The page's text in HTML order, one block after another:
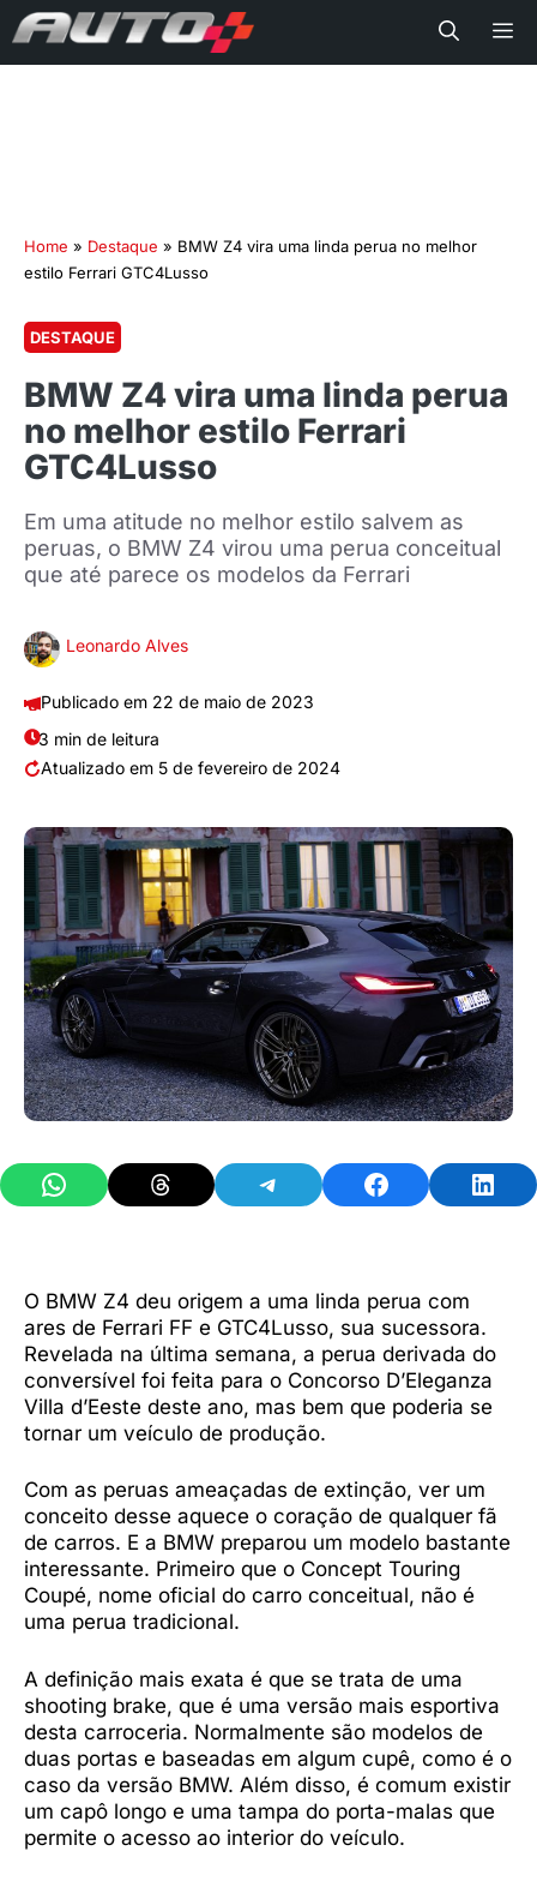
Home » Destaque » BMW Z4 vira uma linda perua no melhor
estilo Ferrari GTC4Lusso
DESTAQUE
BMW Z4 vira uma linda perua
no melhor estilo Ferrari
GTC4Lusso
Em uma atitude no melhor estilo salvem as
peruas, o BMW Z4 virou uma perua conceitual
que até parece os modelos da Ferrari
Leonardo Alves
22 de maio de 2023
3 min de leitura
5 de fevereiro de 2024
Share on WhatsAppShare on ThreadsShare on TelegramShare on Facebook
O BMW Z4 deu origem a uma linda perua com
ares de Ferrari FF e GTC4Lusso, sua sucessora.
Revelada na última semana, a perua derivada do
conversível foi feita para o Concorso D’Eleganza
Villa d’Eeste deste ano, mas bem que poderia se
tornar um veículo de produção.
Com as peruas ameaçadas de extinção, ver um
conceito desse aquece o coração de qualquer fã
de carros. E a BMW preparou um modelo bastante
interessante. Primeiro que o Concept Touring
Coupé, nome oficial do carro conceitual, não é
uma perua tradicional.
A definição mais exata é que se trata de uma
shooting brake, que é uma versão mais esportiva
desta carroceria. Normalmente são modelos de
duas portas e baseadas em algum cupê, como é o
caso da versão BMW. Além disso, é comum existir
um capô longo e uma tampa do porta-malas que
permite o acesso ao interior do veículo.